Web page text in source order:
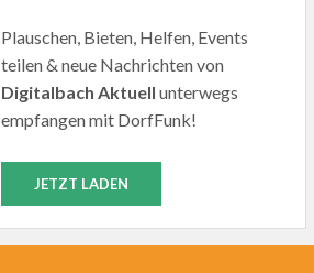
Plauschen, Bieten, Helfen, Events
teilen & neue Nachrichten von
Digitalbach Aktuell unterwegs
empfangen mit DorfFunk!
JETZT LADEN